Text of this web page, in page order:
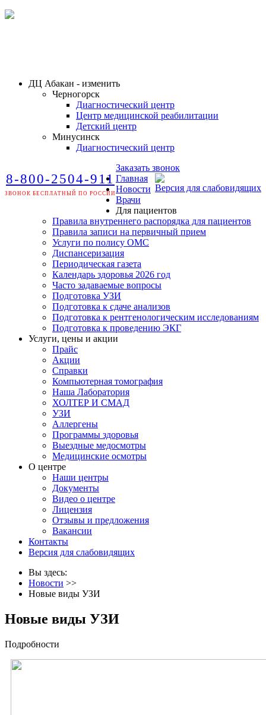
ДЦ Абакан - изменить
Черногорск
Диагностический центр
Центр медицинской реабилитации
Детский центр
Минусинск
Диагностический центр
8-800-2504-911
ЗВОНОК БЕСПЛАТНЫЙ ПО РОССИИ
Заказать звонок
Версия для слабовидящих
Главная
Новости
Врачи
Для пациентов
Правила внутреннего распорядка для пациентов
Правила записи на первичный прием
Услуги по полису ОМС
Диспансеризация
Периодическая газета
Календарь здоровья 2026 год
Часто задаваемые вопросы
Подготовка УЗИ
Подготовка к сдаче анализов
Подготовка к рентгенологическим исследованиям
Подготовка к проведению ЭКГ
Услуги, цены и акции
Прайс
Акции
Справки
Компьютерная томография
Наша Лаборатория
ХОЛТЕР И СМАД
УЗИ
Аллергены
Программы здоровья
Выездные медосмотры
Медицинские осмотры
О центре
Наши центры
Документы
Видео о центре
Лицензия
Отзывы и предложения
Вакансии
Контакты
Версия для слабовидящих
Вы здесь:
Новости >>
Новые виды УЗИ
Новые виды УЗИ
Подробности